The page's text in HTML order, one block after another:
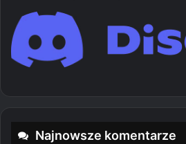
Najnowsze komentarze